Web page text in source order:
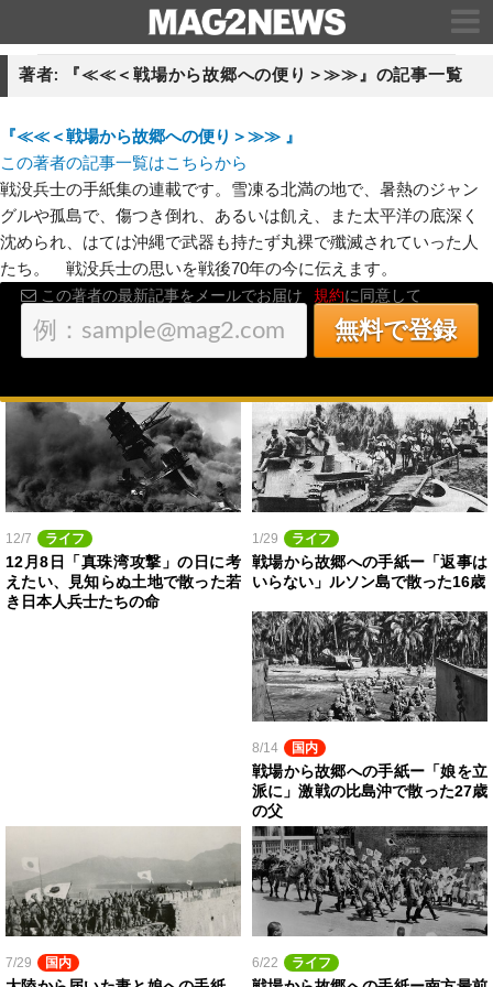
著者: 『≪≪＜戦場から故郷への便り＞≫≫』の記事一覧
『≪≪＜戦場から故郷への便り＞≫≫ 』
この著者の記事一覧はこちらから
戦没兵士の手紙集の連載です。雪凍る北満の地で、暑熱のジャン
グルや孤島で、傷つき倒れ、あるいは飢え、また太平洋の底深く
沈められ、はては沖縄で武器も持たず丸裸で殲滅されていった人
たち。 戦没兵士の思いを戦後70年の今に伝えます。
この著者の最新記事をメールでお届け 規約に同意して
12/7 ライフ
12月8日「真珠湾攻撃」の日に考
えたい、見知らぬ土地で散った若
き日本人兵士たちの命
1/29 ライフ
戦場から故郷への手紙ー「返事は
いらない」ルソン島で散った16歳
8/14 国内
戦場から故郷への手紙ー「娘を立
派に」激戦の比島沖で散った27歳
の父
7/29 国内 6/22 ライフ